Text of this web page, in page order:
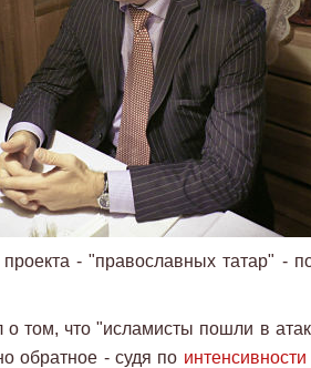
- "православных татар" -
о том, что "исламисты пошли в
обратное - судя по